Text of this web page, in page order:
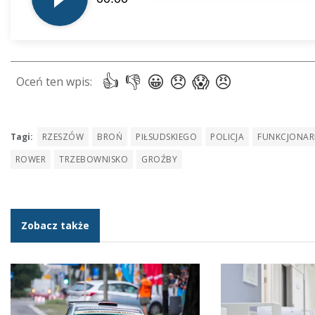
Tagi: RZESZÓW BROŃ PIŁSUDSKIEGO POLICJA
ROWER
TRZEBOWNISKO GROŹBY
Zobacz także